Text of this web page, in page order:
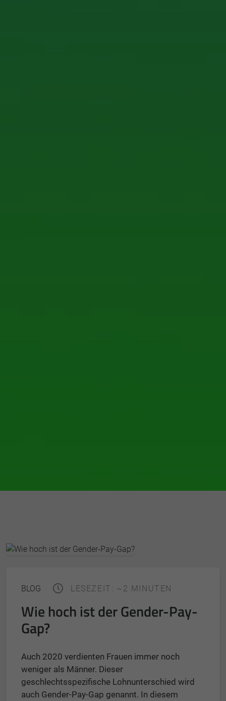
BLOG LESEZEIT: ~2 MINUTEN
Wie hoch ist der Gender-Pay-
Gap?
Auch 2020 verdienten Frauen immer noch
weniger als Männer. Dieser
geschlechtsspezifische Lohnunterschied wird
auch Gender-Pay-Gap genannt. In diesem